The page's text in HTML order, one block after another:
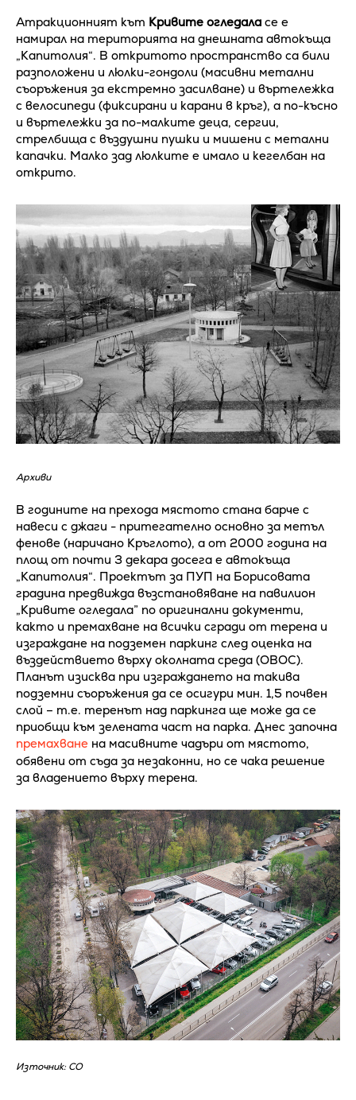
Атракционният кът Кривите огледала се е
намирал на територията на днешната автокъща
„Капитолия“. В откритото пространство са били
разположени и люлки-гондоли (масивни метални
съоръжения за екстремно засилване) и въртележка
с велосипеди (фиксирани и карани в кръг), а по-късно
и въртележки за по-малките деца, сергии,
стрелбища с въздушни пушки и мишени с метални
капачки. Малко зад люлките е имало и кегелбан на
открито.
Архиви
В годините на прехода мястото стана барче с
навеси с джаги - притегателно основно за метъл
фенове (наричано Кръглото), а от 2000 година на
площ от почти 3 декара досега е автокъща
„Капитолия“. Проектът за ПУП на Борисовата
градина предвижда възстановяване на павилион
„Кривите огледала” по оригинални документи,
както и премахване на всички сгради от терена и
изграждане на подземен паркинг след оценка на
въздействието върху околната среда (ОВОС).
Планът изисква при изграждането на такива
подземни съоръжения да се осигури мин. 1,5 почвен
слой – т.е. теренът над паркинга ще може да се
приобщи към зелената част на парка. Днес започна
премахване на масивните чадъри от мястото,
обявени от съда за незаконни, но се чака решение
за владението върху терена.
Източник: СО